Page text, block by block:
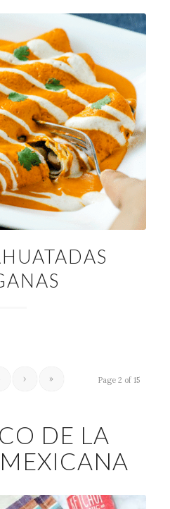
Page 2 of 15
› »
DE LA